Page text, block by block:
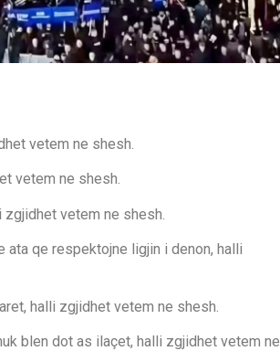
vetem ne shesh.
vetem ne shesh.
vetem ne shesh.
ata qe respektojne ligjin i denon, halli
halli zgjidhet vetem ne shesh.
blen dot as ilaçet, halli zgjidhet vetem ne